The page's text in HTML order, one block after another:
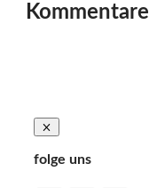
Kommentare
folge uns